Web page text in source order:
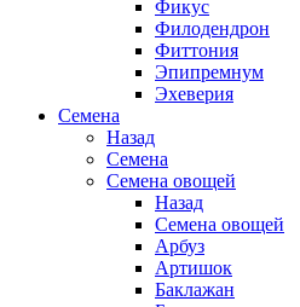
Фикус
Филодендрон
Фиттония
Эпипремнум
Эхеверия
Семена
Назад
Семена
Семена овощей
Назад
Семена овощей
Арбуз
Артишок
Баклажан